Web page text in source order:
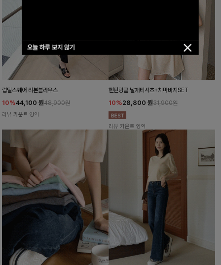
오늘 하루 보지 않기
럽틸스퀘어 리본블라우스
10%44,100 원48,900원
리뷰 카운트 영역
헨틴링클 날개티셔츠+치마바지SET
10%28,800 원31,900원
리뷰 카운트 영역